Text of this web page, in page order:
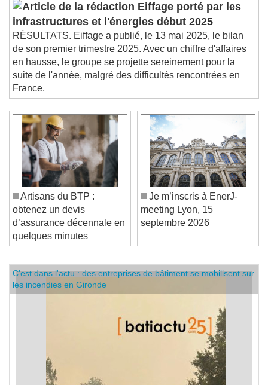
Eiffage porté par les
infrastructures et l'énergies début 2025
RÉSULTATS. Eiffage a publié, le 13 mai 2025, le bilan
de son premier trimestre 2025. Avec un chiffre d'affaires
en hausse, le groupe se projette sereinement pour la
suite de l'année, malgré des difficultés rencontrées en
France.
Artisans du BTP :
obtenez un devis
d’assurance décennale en
quelques minutes
Je m’inscris à EnerJ-
meeting Lyon, 15
C'est dans l'actu : des entreprises de bâtiment se mobilisent sur
les incendies en Gironde